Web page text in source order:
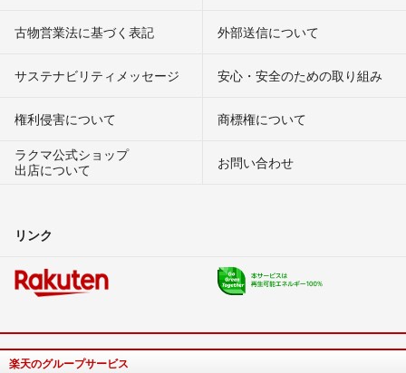
古物営業法に基づく表記 外部送信について
サステナビリティメッセージ 安心・安全のための取り組み
権利侵害について
商標権について
ラクマ公式ショップ
出店について
お問い合わせ
リンク
楽天のグループサービス